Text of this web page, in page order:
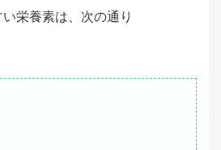
栄養素は、次の通り